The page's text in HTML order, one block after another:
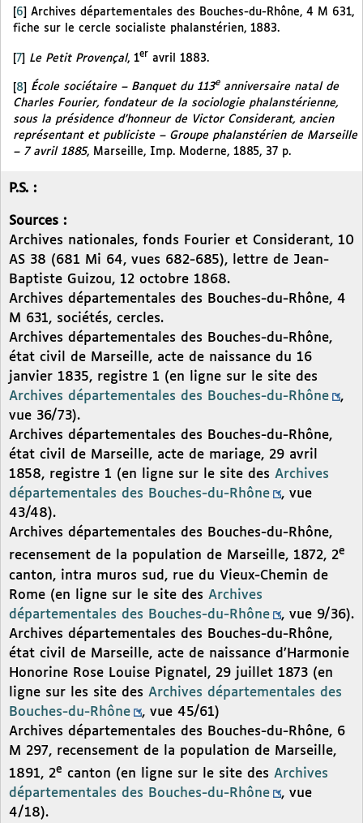
6
Archives départementales des Bouches-du-Rhône, 4 M 631,
fiche sur le cercle socialiste phalanstérien, 1883.
[7] Le Petit Provençal, 1er avril 1883.
[8] École sociétaire – Banquet du 113eanniversaire natal de
Charles Fourier, fondateur de la sociologie phalanstérienne,
sous la présidence d’honneur de Victor Considerant, ancien
représentant et publiciste – Groupe phalanstérien de Marseille
– 7 avril 1885, Marseille, Imp. Moderne, 1885, 37 p.
P.S. :
Sources :
Archives nationales, fonds Fourier et Considerant, 10
AS 38 (681 Mi 64, vues 682-685), lettre de Jean-
Baptiste Guizou, 12 octobre 1868.
Archives départementales des Bouches-du-Rhône, 4
M 631, sociétés, cercles.
Archives départementales des Bouches-du-Rhône,
état civil de Marseille, acte de naissance du 16
janvier 1835, registre 1 (en ligne sur le site des
Archives départementales des Bouches-du-Rhône
,
vue 36/73).
Archives départementales des Bouches-du-Rhône,
état civil de Marseille, acte de mariage, 29 avril
1858, registre 1 (en ligne sur le site des Archives
départementales des Bouches-du-Rhône
, vue
43/48).
Archives départementales des Bouches-du-Rhône,
recensement de la population de Marseille, 1872, 2e
canton, intra muros sud, rue du Vieux-Chemin de
Rome (en ligne sur le site des Archives
départementales des Bouches-du-Rhône
, vue 9/36).
Archives départementales des Bouches-du-Rhône,
état civil de Marseille, acte de naissance d’Harmonie
Honorine Rose Louise Pignatel, 29 juillet 1873 (en
ligne sur les site des Archives départementales des
Bouches-du-Rhône
, vue 45/61)
Archives départementales des Bouches-du-Rhône, 6
M 297, recensement de la population de Marseille,
1891, 2e canton (en ligne sur le site des Archives
départementales des Bouches-du-Rhône
, vue
4/18).